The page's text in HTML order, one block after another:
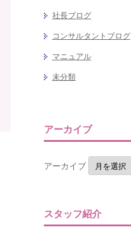
社長ブログ
コンサルタントブログ
マニュアル
未分類
アーカイブ
アーカイブ
スタッフ紹介